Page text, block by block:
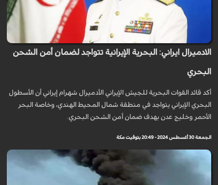
الادميرال ايراني: البحرية الإيرانية تتواجد لضمان أمن الشحن
البحري
أكد قائد القوات البحرية للجيش الإيراني الأدميرال شهرام إيراني أن الأسطول
البحري الإيراني يتواجد في منطقة شمال المحيط الهندي، وخاصة البحر
الأحمر وخليج عدن بهدف ضمان أمن الشحن البحري.
الجمعة 30 أغسطس 2024 - 20:49 بتوقيت مكة